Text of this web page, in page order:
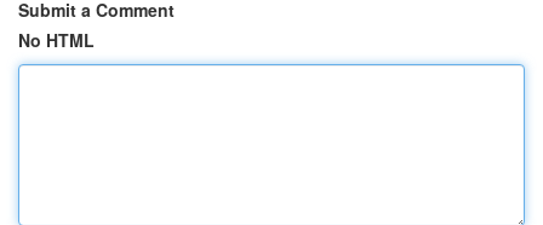
Submit a Comment
No HTML